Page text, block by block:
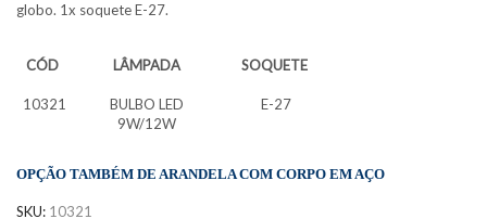
globo. 1x soquete E-27.
CÓD LÂMPADA SOQUETE
10321
BULBO LED
9W/12W
E-27
OPÇÃO TAMBÉM DE ARANDELA COM CORPO EM AÇO
SKU: 10321